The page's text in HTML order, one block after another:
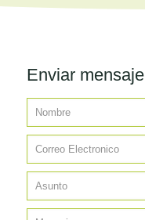
Enviar mensaje